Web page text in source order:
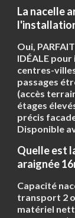
La nacelle
Oui,
IDÉALE
centres-
passages
(accès
étages
précis
Disponible
Quelle est
araignée
Capacité
transport 2
matériel